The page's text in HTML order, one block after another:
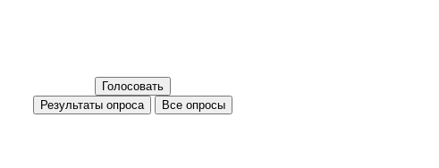
Все опросы